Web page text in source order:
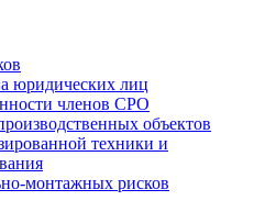
юридических лиц
членов СРО
объектов
техники и
монтажных рисков